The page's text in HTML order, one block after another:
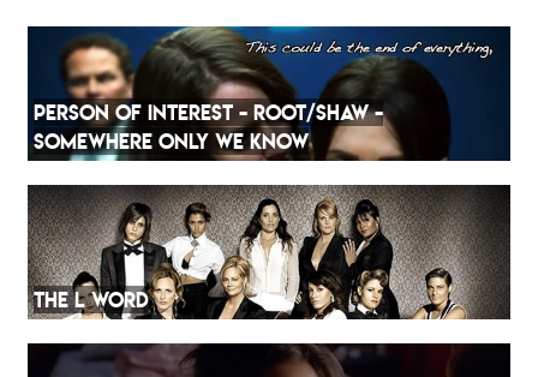
PERSON OF INTEREST - ROOT/SHAW -
SOMEWHERE ONLY WE KNOW
THE L WORD